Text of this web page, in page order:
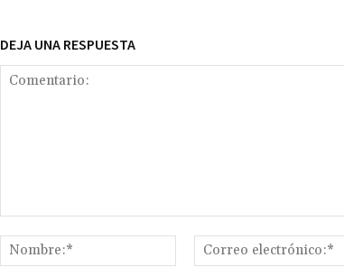
DEJA UNA RESPUESTA
Nombre:*